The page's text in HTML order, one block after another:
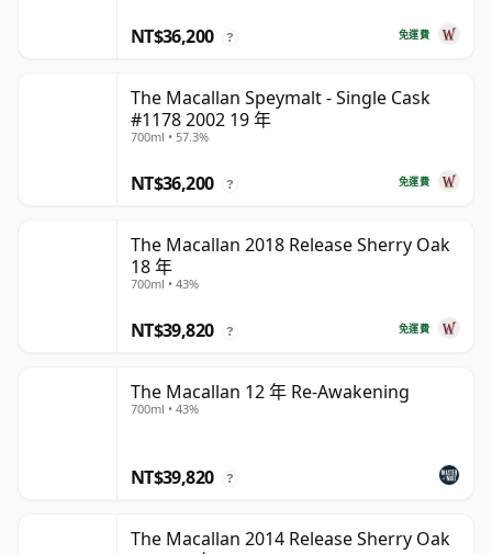
免運費
NT$36,200 ?
The Macallan Speymalt - Single Cask
#1178 2002 19 年
700ml • 57.3%
免運費
NT$36,200 ?
The Macallan 2018 Release Sherry Oak
18 年
700ml • 43%
免運費
NT$39,820 ?
The Macallan 12 年 Re-Awakening
700ml • 43%
NT$39,820 ?
The Macallan 2014 Release Sherry Oak